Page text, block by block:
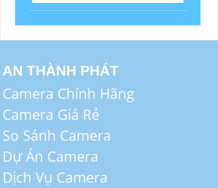
AN THÀNH PHÁT
Camera Chính Hãng
Camera Giá Rẻ
So Sánh Camera
Dự Án Camera
Dịch Vụ Camera